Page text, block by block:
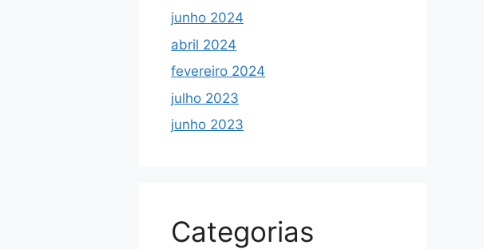
junho 2024
abril 2024
fevereiro 2024
julho 2023
junho 2023
Categorias